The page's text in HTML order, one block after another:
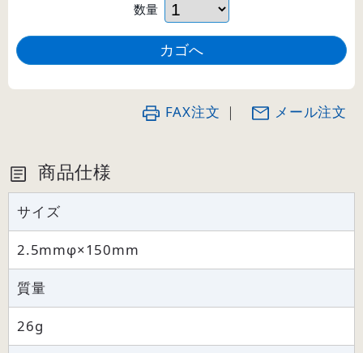
数量
FAX注文 ｜ メール注文
商品仕様
サイズ
2.5mmφ×150mm
質量
26g